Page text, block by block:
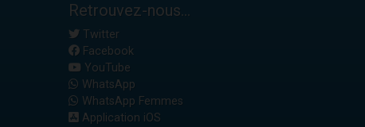
Retrouvez-nous...
Twitter
Facebook
YouTube
WhatsApp
WhatsApp Femmes
Application iOS